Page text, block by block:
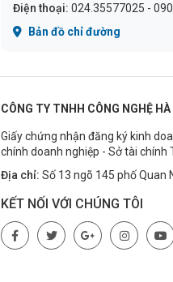
Điện thoại: 024.35577025 -
Bản đồ chỉ đường
CÔNG TY TNHH CÔNG NGHỆ HÀ
Giấy chứng nhận đăng ký kinh
chính doanh nghiệp - Sở tài
Địa chỉ: Số 13 ngõ 145 phố Quan
KẾT NỐI VỚI CHÚNG TÔI